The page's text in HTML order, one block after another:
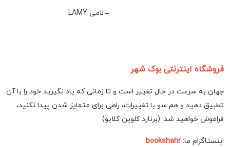
لامی LAMY
فروشگاه اینترنتی بوک شهر
جهان به سرعت در حال تغییر است و تا زمانی که یاد نگیرید خود را با آن
تطبیق دهید و هم سو با تغییرات، راهی برای متمایز شدن پیدا نکنید،
فراموش خواهید شد. (برنارد کلوین کلایو)
اینستاگرام ما: bookshahr